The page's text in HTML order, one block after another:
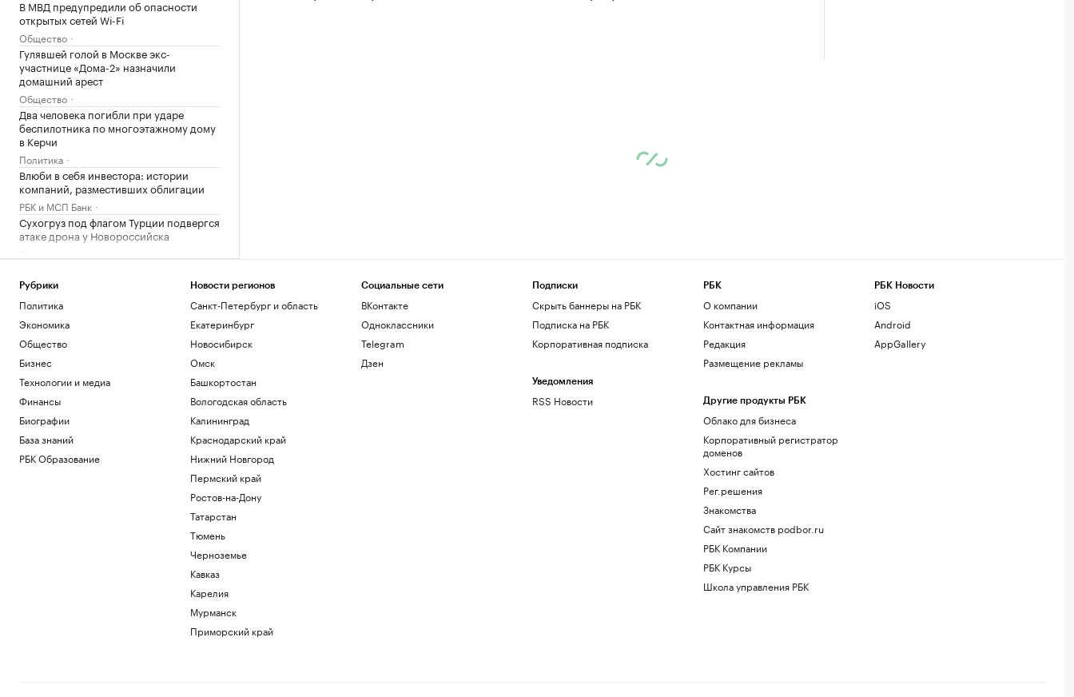
В МВД предупредили об опасности
открытых сетей Wi-Fi
Общество
Гулявшей голой в Москве экс-
участнице «Дома-2» назначили
домашний арест
Общество
Два человека погибли при ударе
беспилотника по многоэтажному дому
в Керчи
Политика
Влюби в себя инвестора: истории
компаний, разместивших облигации
РБК и МСП Банк
Сухогруз под флагом Турции подвергся
атаке дрона у Новороссийска
авторитета. Возможно ли это
Образование
Военная операция на Украине. Онлайн
Политика
Марокко усилило контроль за границей
на фоне новых призывов к миграции
Политика
Валиева, Трусова и Гуменник получили
Спорт
Умер поп-продюсер Мадонны Уильям
Орбит
Рубрики
Политика
Экономика
Общество
Бизнес
Технологии и медиа
Финансы
Биографии
База знаний
РБК Образование
Новости регионов
Санкт-Петербург и область
Екатеринбург
Новосибирск
Омск
Башкортостан
Вологодская область
Калининград
Краснодарский край
Нижний Новгород
Пермский край
Ростов-на-Дону
Татарстан
Тюмень
Черноземье
Кавказ
Карелия
Мурманск
Приморский край
Социальные сети
ВКонтакте
Одноклассники
Telegram
Дзен
Подписки
Скрыть баннеры на РБК
Подписка на РБК
Корпоративная подписка
Уведомления
RSS Новости
РБК
О компании
Контактная информация
Редакция
Размещение рекламы
Другие продукты РБК
Облако для бизнеса
Корпоративный регистратор
доменов
Хостинг сайтов
Рег.решения
Знакомства
Сайт знакомств podbor.ru
РБК Компании
РБК Курсы
Школа управления РБК
РБК Новости
iOS
Android
AppGallery